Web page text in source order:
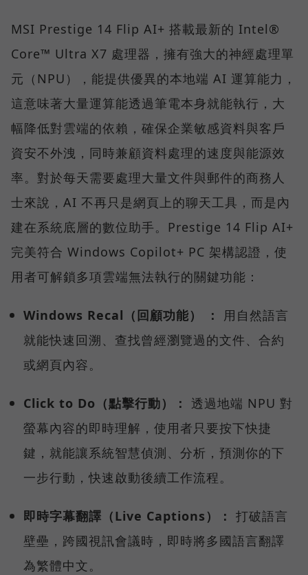
MSI Prestige 14 Flip AI+ 搭載最新的 Intel®
Core™ Ultra X7 處理器，擁有強大的神經處理單
元（NPU），能提供優異的本地端 AI 運算能力，
這意味著大量運算能透過筆電本身就能執行，大
幅降低對雲端的依賴，確保企業敏感資料與客戶
資安不外洩，同時兼顧資料處理的速度與能源效
率。對於每天需要處理大量文件與郵件的商務人
士來說，AI 不再只是網頁上的聊天工具，而是內
建在系統底層的數位助手。Prestige 14 Flip AI+
完美符合 Windows Copilot+ PC 架構認證，使
用者可解鎖多項雲端無法執行的關鍵功能：
Windows Recal（回顧功能） ：
用自然語言
就能快速回溯、查找曾經瀏覽過的文件、合約
或網頁內容。
Click to Do（點擊行動）： 透過地端 NPU 對
螢幕內容的即時理解，使用者只要按下快捷
鍵，就能讓系統智慧偵測、分析，預測你的下
一步行動，快速啟動後續工作流程。
即時字幕翻譯（Live Captions）： 打破語言
壁壘，跨國視訊會議時，即時將多國語言翻譯
為繁體中文。